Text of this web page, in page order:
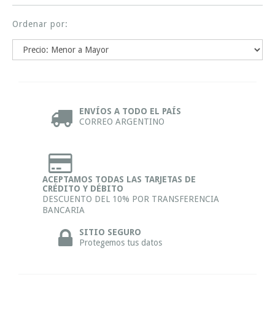
Ordenar por:
ENVÍOS A TODO EL PAÍS
CORREO ARGENTINO
ACEPTAMOS TODAS LAS TARJETAS DE
CRÉDITO Y DÉBITO
DESCUENTO DEL 10% POR TRANSFERENCIA
BANCARIA
SITIO SEGURO
Protegemos tus datos